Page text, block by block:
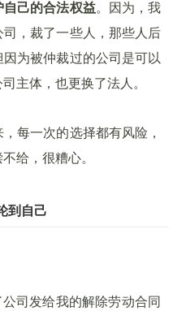
己的合法权益。因为，我
，裁了一些人，那些人后
为被仲裁过的公司是可以
主体，也更换了法人。
每一次的选择都有风险，
给，很糟心。
到自己
司发给我的解除劳动合同